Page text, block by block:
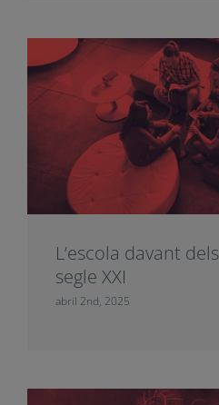
L’escola davant
segle XXI
abril 2nd, 2025